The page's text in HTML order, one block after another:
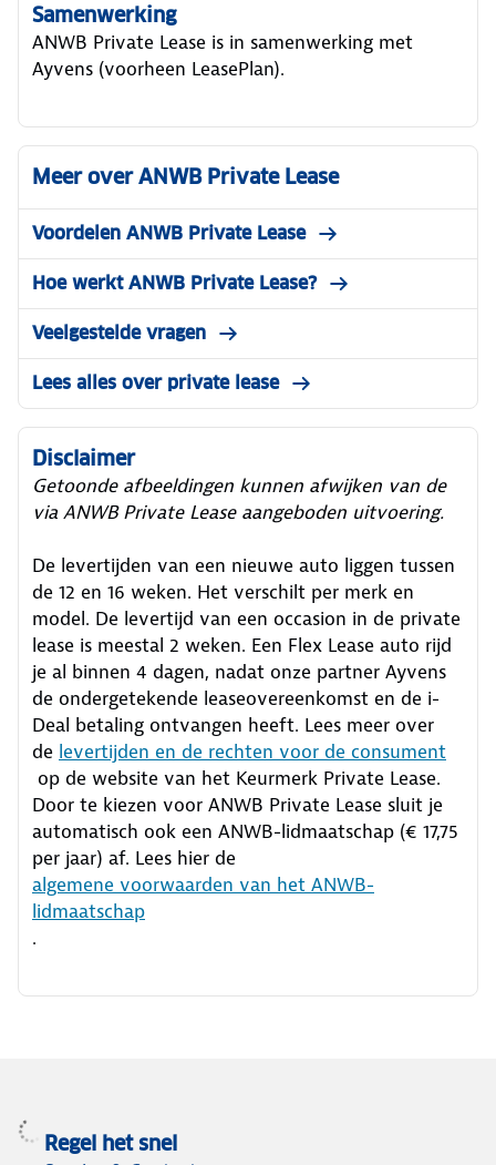
Samenwerking
ANWB Private Lease is in samenwerking met
Ayvens (voorheen LeasePlan).
Meer over ANWB Private Lease
Voordelen ANWB Private Lease
Hoe werkt ANWB Private Lease?
Veelgestelde vragen
Lees alles over private lease
Disclaimer
Getoonde afbeeldingen kunnen afwijken van de
via ANWB Private Lease aangeboden uitvoering.
De levertijden van een nieuwe auto liggen tussen
de 12 en 16 weken. Het verschilt per merk en
model. De levertijd van een occasion in de private
lease is meestal 2 weken. Een Flex Lease auto rijd
je al binnen 4 dagen, nadat onze partner Ayvens
de ondergetekende leaseovereenkomst en de i-
Deal betaling ontvangen heeft. Lees meer over
de levertijden en de rechten voor de consument
op de website van het Keurmerk Private Lease.
Door te kiezen voor ANWB Private Lease sluit je
automatisch ook een ANWB-lidmaatschap (€ 17,75
per jaar) af. Lees hier de
algemene voorwaarden van het ANWB-
lidmaatschap
.
Regel het snel